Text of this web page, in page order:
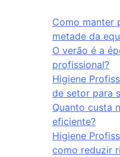
Como manter
metade da
O verão é a
profissional?
Higiene
de setor para
Quanto custa
eficiente?
Higiene
como reduzir